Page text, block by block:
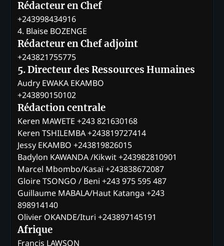
Rédacteur en Chef
+243998434916
4. Blaise BOZENGE
Rédacteur en Chef adjoint
+243821755775
5. Directeur des Ressources Humaines
Audry EWAKA EKAMBO
+243890150102
Rédaction centrale
Keren MAWETE +243 821630168
Keren TSHILEMBA +243819727414
Jessy EKAMBO +243819826015
Badylon KAWANDA /Kikwit +243982810901
Marcel Mbombo/Kasaï +243838672087
Gloire TSONGO / Beni +243 975 595 487
Guillaume MABALA/Haut Katanga +243
898914140
Olivier OKANDE/Ituri +243897145191
Afrique
Francis LAWSON